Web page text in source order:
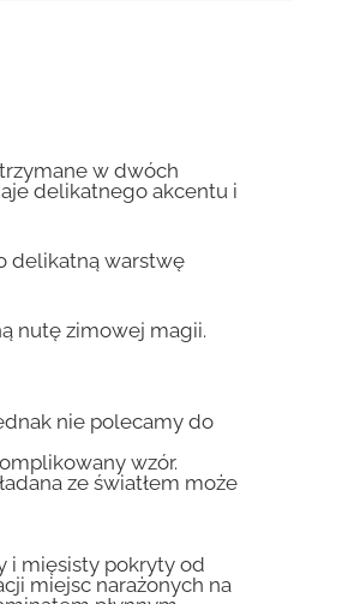
w dwóch
delikatnego akcentu i
delikatną warstwę
nutę zimowej magii.
nie polecamy do
wzór.
ze światłem może
i mięsisty pokryty od
miejsc narażonych na